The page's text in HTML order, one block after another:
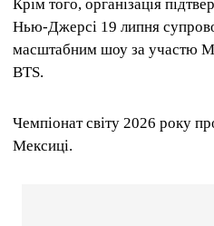
Крім того, організація
Нью-Джерсі 19 липня
масштабним шоу за участю
BTS.
Чемпіонат світу 2026 року
Мексиці.